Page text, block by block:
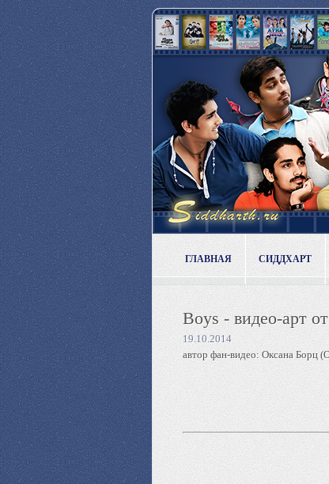
ГЛАВНАЯ СИДДХАРТ
Boys - видео-арт
19.10.2014
автор фан-видео: Оксана Борц